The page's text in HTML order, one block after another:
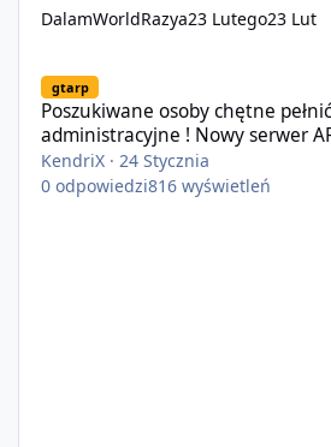
DalamWorldRazya23 Lutego23 Lut
gtarp
Poszukiwane osoby chętne
administracyjne ! Nowy serwer
KendriX ·24 Stycznia
0 odpowiedzi816 wyświetleń